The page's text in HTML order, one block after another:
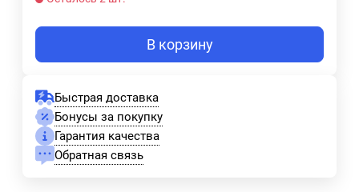
В корзину
Быстрая доставка
Бонусы за покупку
Гарантия качества
Обратная связь